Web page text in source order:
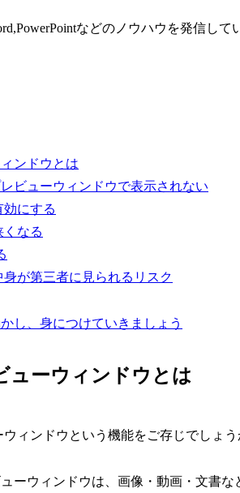
などのノウハウを発信して
ンドウとは
ビューウィンドウで表示されない
にする
くなる
が第三者に見られるリスク
し、身につけていきましょう
ューウィンドウとは
ィンドウという機能をご存じでしょう
ーウィンドウは、画像・動画・文書